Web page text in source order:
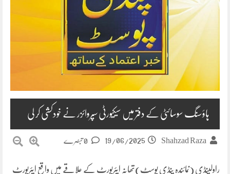
ہاؤسنگ سوسائٹی کے دفتر میں سیکیورٹی سپروائزر نے خودکشی کر لی
Shahzad Raza
19/06/2025
راولپنڈی (نمائندہ پنڈی پوسٹ)تھانہ ایئرپورٹ کے علاقے میں واقع ایئرپورٹ